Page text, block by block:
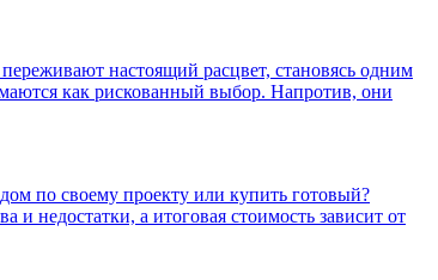
настоящий расцвет, становясь одним
как рискованный выбор. Напротив, они
по своему проекту или купить готовый?
недостатки, а итоговая стоимость зависит от